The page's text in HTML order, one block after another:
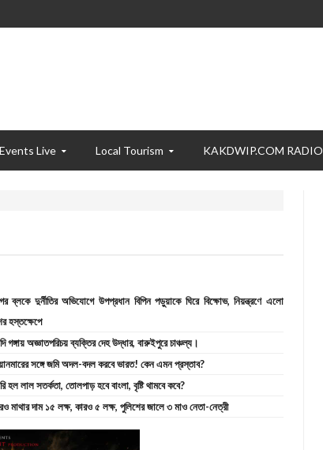
Events Live Local Tourism KAKDWIP.COM RADIO
ব্লকে দুর্নীতির অভিযোগে উপপ্রধান বিপিন পড়ুয়াকে ঘিরে বিক্ষোভ, নিয়ন্ত্রণে এলো
হস্তক্ষেপে
গঙ্গায় অজ্ঞাতপরিচয় ব্যক্তির দেহ উদ্ধার, বারুইপুরে চাঞ্চল্য।
সঙ্গে জমি অদল-বদল করবে ভারত! কেন এমন প্রস্তাব?
হল লাল সতর্কতা, তোলপাড় হবে বাংলা, বৃষ্টি থামবে কবে?
মাথার দাম ১৫ লক্ষ, কারও ৫ লক্ষ, পুলিশের জালে ৩ মাও নেতা-নেত্রী